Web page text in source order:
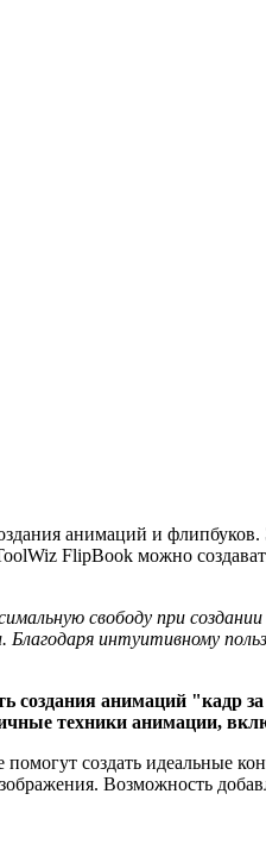
анимаций и
FlipBook можно
свободу при
интуитивному
анимаций "кадр
техники анимации,
создать идеальные
Возможность